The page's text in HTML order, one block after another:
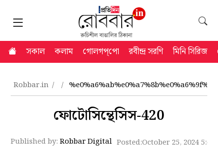
সকাল কলাম গোলগপ্‌পো রবীন্দ্র সরণি মিনি সিরিজ
Robbar.in
ফোটোসিন্থেসিস-420
Published by:Robbar Digital Posted:October 25, 2024